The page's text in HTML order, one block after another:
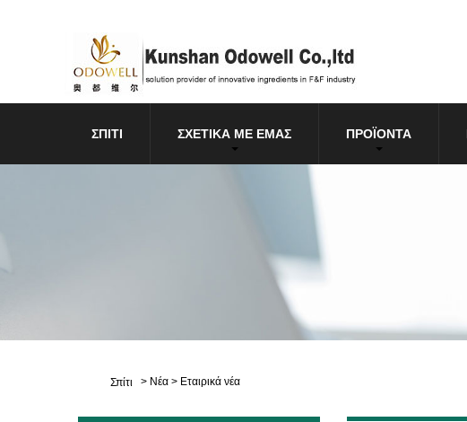
ΣΠΊΤΙ ΣΧΕΤΙΚΆ ΜΕ ΕΜΆΣ ΠΡΟΪΌΝΤΑ
Σπίτι > Νέα > Εταιρικά νέα